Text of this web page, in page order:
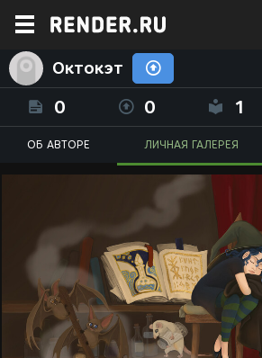
Октокэт
0 0 1
ОБ АВТОРЕ ЛИЧНАЯ ГАЛЕРЕЯ